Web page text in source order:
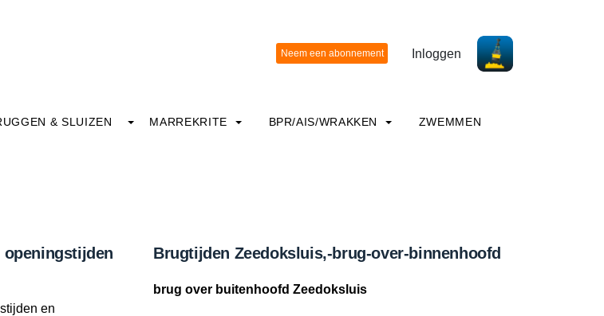
Inloggen
& SLUIZEN MARREKRITE BPR/AIS/WRAKKEN ZWEMMEN
openingstijden
en
Brugtijden Zeedoksluis,-brug-over-binnenhoofd
brug over buitenhoofd Zeedoksluis